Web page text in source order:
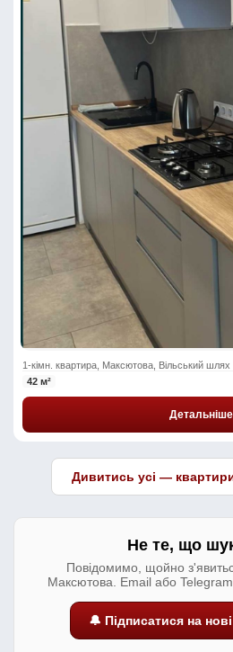
1-кімн. квартира, Максютова, Вільський шлях
42 м²
Детальніше
Дивитись усі —
Не те, що
Повідомимо, щойно
Максютова. Email або
🔔 Підписатися на